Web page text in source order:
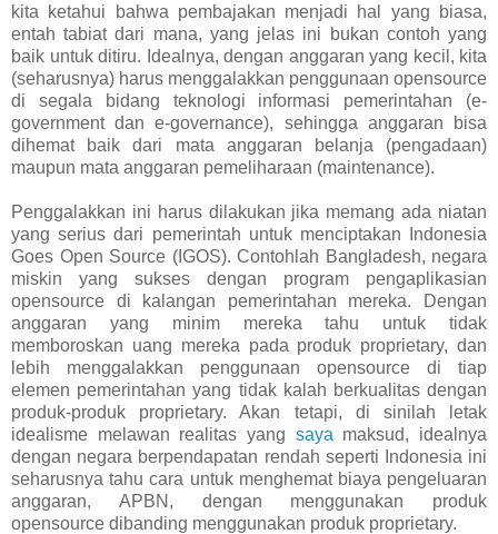
kita ketahui bahwa pembajakan menjadi hal yang biasa,
entah tabiat dari mana, yang jelas ini bukan contoh yang
baik untuk ditiru. Idealnya, dengan anggaran yang kecil, kita
(seharusnya) harus menggalakkan penggunaan opensource
di segala bidang teknologi informasi pemerintahan (e-
government dan e-governance), sehingga anggaran bisa
dihemat baik dari mata anggaran belanja (pengadaan)
maupun mata anggaran pemeliharaan (maintenance).
Penggalakkan ini harus dilakukan jika memang ada niatan
yang serius dari pemerintah untuk menciptakan Indonesia
Goes Open Source (IGOS). Contohlah Bangladesh, negara
miskin yang sukses dengan program pengaplikasian
opensource di kalangan pemerintahan mereka. Dengan
anggaran yang minim mereka tahu untuk tidak
memboroskan uang mereka pada produk proprietary, dan
lebih menggalakkan penggunaan opensource di tiap
elemen pemerintahan yang tidak kalah berkualitas dengan
produk-produk proprietary. Akan tetapi, di sinilah letak
idealisme melawan realitas yang saya maksud, idealnya
dengan negara berpendapatan rendah seperti Indonesia ini
seharusnya tahu cara untuk menghemat biaya pengeluaran
anggaran, APBN, dengan menggunakan produk
opensource dibanding menggunakan produk proprietary.